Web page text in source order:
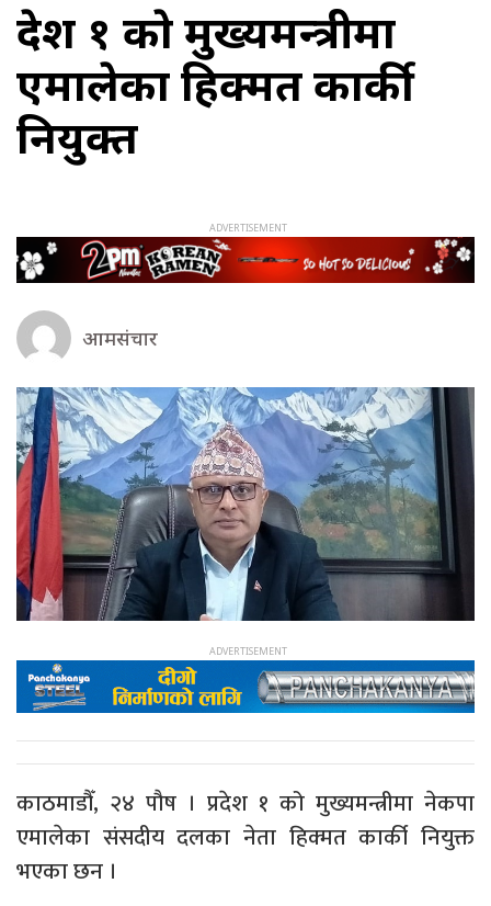
प्रदेश १ काे मुख्यमन्त्रीमा
एमालेका हिक्मत कार्की
नियुक्त
आमसंचार
काठमाडौँ, २४ पौष । प्रदेश १ को मुख्यमन्त्रीमा नेकपा
एमालेका संसदीय दलका नेता हिक्मत कार्की नियुक्त
भएका छन ।